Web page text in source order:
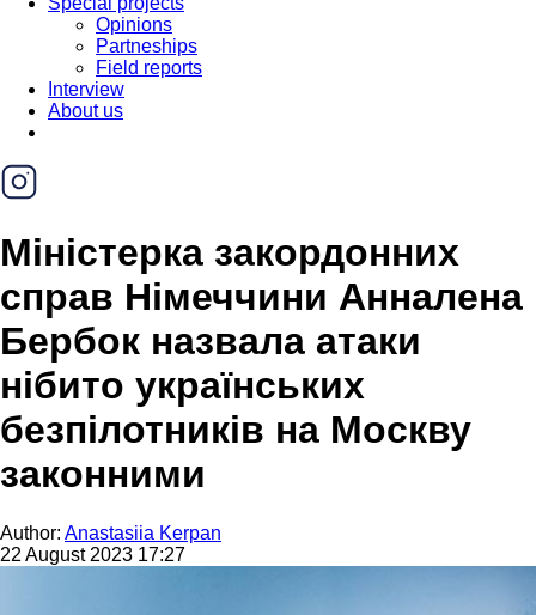
Opinions
Partneships
Field reports
Interview
About us
Міністерка закордонних
справ Німеччини Анналена
Бербок назвала атаки
нібито українських
безпілотників на Москву
законними
Author: Anastasiia Kerpan
22 August 2023 17:27